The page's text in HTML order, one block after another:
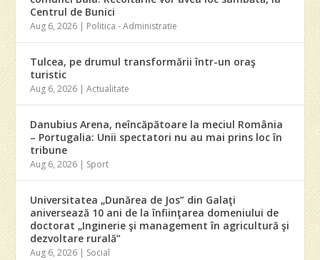
Centrul de Bunici
Aug 6, 2026 | Politica - Administratie
Tulcea, pe drumul transformării într-un oraş
turistic
Aug 6, 2026 |Actualitate
Danubius Arena, neîncăpătoare la meciul România
– Portugalia: Unii spectatori nu au mai prins loc în
tribune
Aug 6, 2026 | Sport
Universitatea „Dunărea de Jos” din Galaţi
aniversează 10 ani de la înfiinţarea domeniului de
doctorat „Inginerie şi management în agricultură şi
dezvoltare rurală”
Aug 6, 2026 | Social